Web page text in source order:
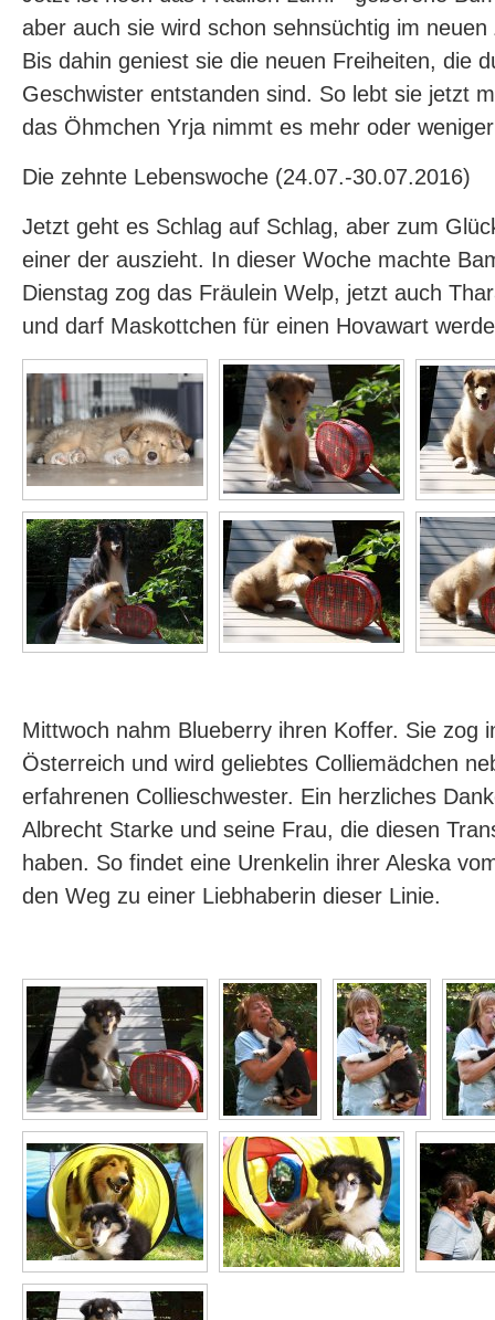
aber auch sie wird schon sehnsüchtig im
Bis dahin geniest sie die neuen Freiheiten, die
Geschwister entstanden sind. So lebt sie jetzt
das Öhmchen Yrja nimmt es mehr oder
Die zehnte Lebenswoche (24.07.-30.07.2016)
Jetzt geht es Schlag auf Schlag, aber zum
einer der auszieht. In dieser Woche machte
Dienstag zog das Fräulein Welp, jetzt auch
und darf Maskottchen für einen Hovawart
Mittwoch nahm Blueberry ihren Koffer. Sie zog
Österreich und wird geliebtes Colliemädchen
erfahrenen Collieschwester. Ein herzliches
Albrecht Starke und seine Frau, die diesen
haben. So findet eine Urenkelin ihrer Aleska
den Weg zu einer Liebhaberin dieser Linie.